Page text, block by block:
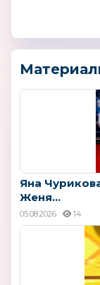
Яна
Женя...
05.08.2026 14